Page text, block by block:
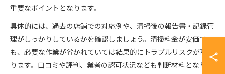
重要なポイントとなります。
具体的には、過去の店舗での対応例や、清掃後の報告書・記録管
理がしっかりしているかを確認しましょう。清掃料金が安価で
も、必要な作業が省かれていては結果的にトラブルリスクが高ま
ります。口コミや評判、業者の認可状況なども判断材料となりま